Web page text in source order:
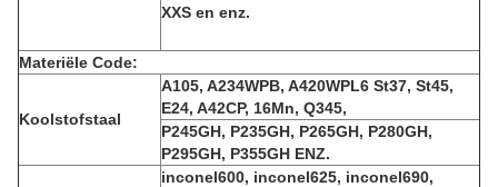
XXS en enz.
Materiële Code:
Koolstofstaal
A105, A234WPB, A420WPL6 St37, St45,
E24, A42CP, 16Mn, Q345,
P245GH, P235GH, P265GH, P280GH,
P295GH, P355GH ENZ.
inconel600, inconel625, inconel690,